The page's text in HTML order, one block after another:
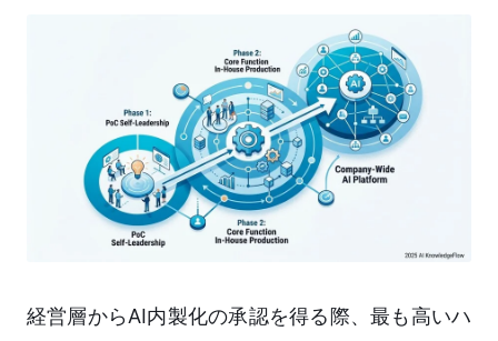
経営層からAI内製化の承認を得る際、最も高いハ